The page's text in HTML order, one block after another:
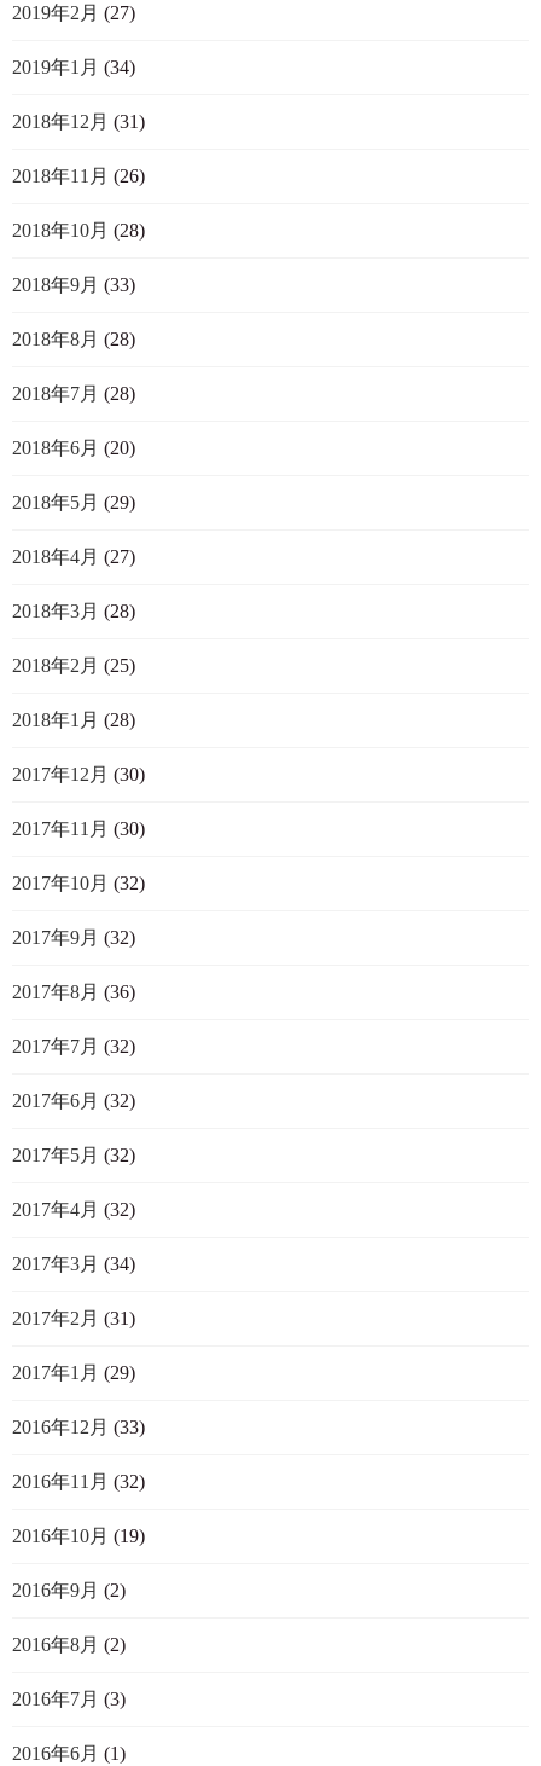
2019年2月 (27)
2019年1月 (34)
2018年12月 (31)
2018年11月 (26)
2018年10月 (28)
2018年9月 (33)
2018年8月 (28)
2018年7月 (28)
2018年6月 (20)
2018年5月 (29)
2018年4月 (27)
2018年3月 (28)
2018年2月 (25)
2018年1月 (28)
2017年12月 (30)
2017年11月 (30)
2017年10月 (32)
2017年9月 (32)
2017年8月 (36)
2017年7月 (32)
2017年6月 (32)
2017年5月 (32)
2017年4月 (32)
2017年3月 (34)
2017年2月 (31)
2017年1月 (29)
2016年12月 (33)
2016年11月 (32)
2016年10月 (19)
2016年9月 (2)
2016年8月 (2)
2016年7月 (3)
2016年6月 (1)